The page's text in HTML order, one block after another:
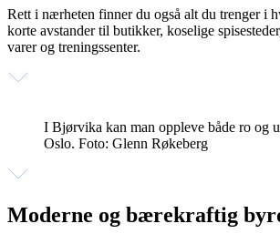
Rett i nærheten finner du også alt du trenger i
korte avstander til butikker, koselige
varer og treningssenter.
I Bjørvika kan man oppleve både ro og
Oslo. Foto: Glenn Røkeberg
Moderne og bærekraftig